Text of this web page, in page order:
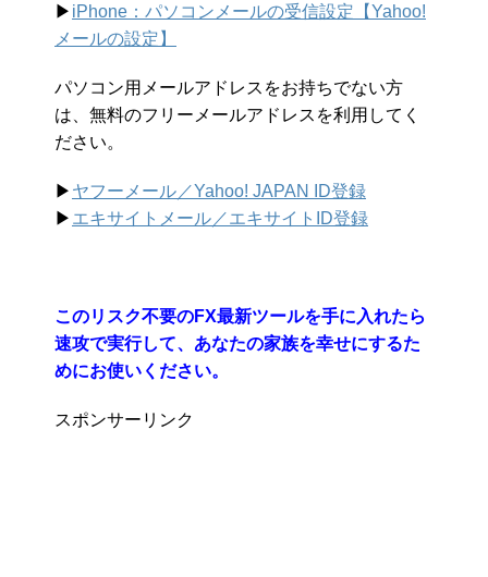
▶︎ iPhone：パソコンメールの受信設定【Yahoo!
メールの設定】
パソコン用メールアドレスをお持ちでない方
は、無料のフリーメールアドレスを利用してく
ださい。
▶︎ ヤフーメール／Yahoo! JAPAN ID登録
▶︎ エキサイトメール／エキサイトID登録
このリスク不要のFX最新ツールを手に入れたら
速攻で実行して、あなたの家族を幸せにするた
めにお使いください。
スポンサーリンク